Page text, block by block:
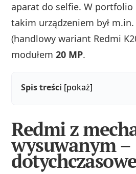
aparat do selfie. W portfolio
takim urządzeniem był
(handlowy wariant Redmi
modułem20 MP.
Spis treści [pokaż]
Redmi z
wysuwanym –